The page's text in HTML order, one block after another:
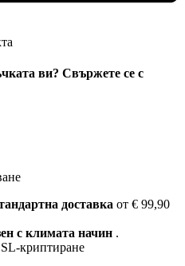
ви? Свържете се с
доставка от € 99,90
с климата начин .
криптиране